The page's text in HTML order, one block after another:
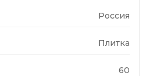
Россия
Плитка
60